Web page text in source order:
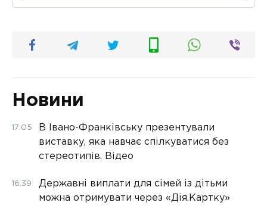
Новини
17:05
В Івано-Франківську презентували
виставку, яка навчає спілкуватися без
стереотипів. Відео
16:39
Державні виплати для сімей із дітьми
можна отримувати через «Дія.Картку»